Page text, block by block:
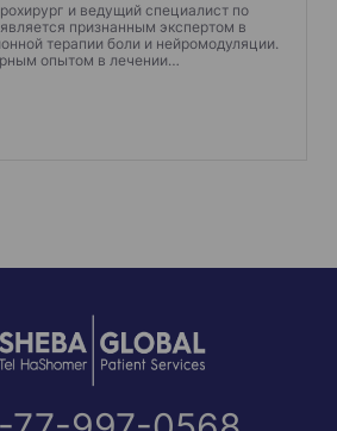
и ведущий специалист по
признанным экспертом в
терапии боли и нейромодуляции.
опытом в лечении…